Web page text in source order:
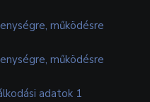
működésre
működésre
adatok 1